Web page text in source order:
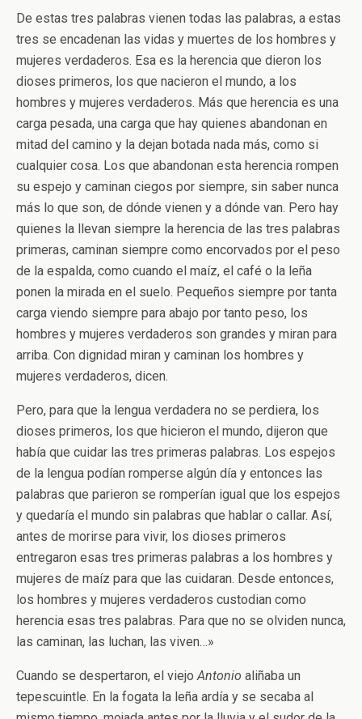
De estas tres palabras vienen todas las palabras, a estas
tres se encadenan las vidas y muertes de los hombres y
mujeres verdaderos. Esa es la herencia que dieron los
dioses primeros, los que nacieron el mundo, a los
hombres y mujeres verdaderos. Más que herencia es una
carga pesada, una carga que hay quienes abandonan en
mitad del camino y la dejan botada nada más, como si
cualquier cosa. Los que abandonan esta herencia rompen
su espejo y caminan ciegos por siempre, sin saber nunca
más lo que son, de dónde vienen y a dónde van. Pero hay
quienes la llevan siempre la herencia de las tres palabras
primeras, caminan siempre como encorvados por el peso
de la espalda, como cuando el maíz, el café o la leña
ponen la mirada en el suelo. Pequeños siempre por tanta
carga viendo siempre para abajo por tanto peso, los
hombres y mujeres verdaderos son grandes y miran para
arriba. Con dignidad miran y caminan los hombres y
mujeres verdaderos, dicen.
Pero, para que la lengua verdadera no se perdiera, los
dioses primeros, los que hicieron el mundo, dijeron que
había que cuidar las tres primeras palabras. Los espejos
de la lengua podían romperse algún día y entonces las
palabras que parieron se romperían igual que los espejos
y quedaría el mundo sin palabras que hablar o callar. Así,
antes de morirse para vivir, los dioses primeros
entregaron esas tres primeras palabras a los hombres y
mujeres de maíz para que las cuidaran. Desde entonces,
los hombres y mujeres verdaderos custodian como
herencia esas tres palabras. Para que no se olviden nunca,
las caminan, las luchan, las viven…»
Cuando se despertaron, el viejoAntonio aliñaba un
tepescuintle. En la fogata la leña ardía y se secaba al